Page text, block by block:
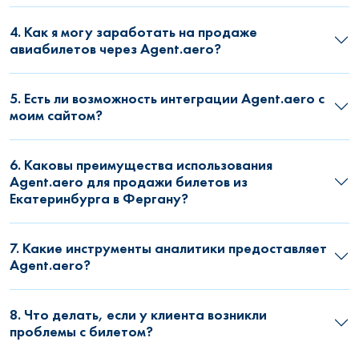
4. Как я могу заработать на продаже
авиабилетов через Agent.aero?
5. Есть ли возможность интеграции Agent.aero с
моим сайтом?
6. Каковы преимущества использования
Agent.aero для продажи билетов из
Екатеринбурга в Фергану?
7. Какие инструменты аналитики предоставляет
Agent.aero?
8. Что делать, если у клиента возникли
проблемы с билетом?